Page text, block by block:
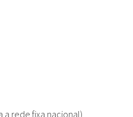
a rede fixa nacional)